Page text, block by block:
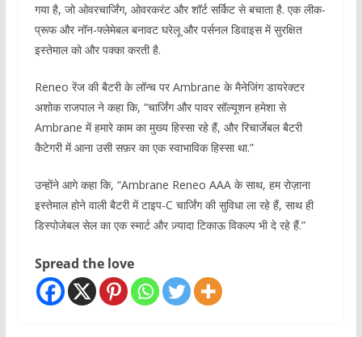
गया है, जो ओवरचार्जिंग, ओवरकरंट और शॉर्ट सर्किट से बचाता है. एक लीक-
प्रूफ और नॉन-फ्लेमेबल बनावट घरेलू और पर्सनल डिवाइस में सुरक्षित
इस्तेमाल को और पक्का करती है.
Reneo रेंज की बैटरी के लॉन्च पर Ambrane के मैनेजिंग डायरेक्टर
अशोक राजपाल ने कहा कि, “चार्जिंग और पावर सॉल्यूशन हमेशा से
Ambrane में हमारे काम का मुख्य हिस्सा रहे हैं, और रिचार्जेबल बैटरी
कैटेगरी में आना उसी सफ़र का एक स्वाभाविक हिस्सा था.”
उन्होंने आगे कहा कि, “Ambrane Reneo AAA के साथ, हम रोज़ाना
इस्तेमाल होने वाली बैटरी में टाइप-C चार्जिंग की सुविधा ला रहे हैं, साथ ही
डिस्पोजेबल सेल का एक स्मार्ट और ज़्यादा टिकाऊ विकल्प भी दे रहे हैं.”
Spread the love